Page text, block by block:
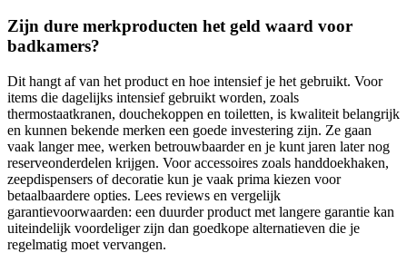
Zijn dure merkproducten het geld waard voor
badkamers?
Dit hangt af van het product en hoe intensief je het gebruikt. Voor
items die dagelijks intensief gebruikt worden, zoals
thermostaatkranen, douchekoppen en toiletten, is kwaliteit belangrijk
en kunnen bekende merken een goede investering zijn. Ze gaan
vaak langer mee, werken betrouwbaarder en je kunt jaren later nog
reserveonderdelen krijgen. Voor accessoires zoals handdoekhaken,
zeepdispensers of decoratie kun je vaak prima kiezen voor
betaalbaardere opties. Lees reviews en vergelijk
garantievoorwaarden: een duurder product met langere garantie kan
uiteindelijk voordeliger zijn dan goedkope alternatieven die je
regelmatig moet vervangen.